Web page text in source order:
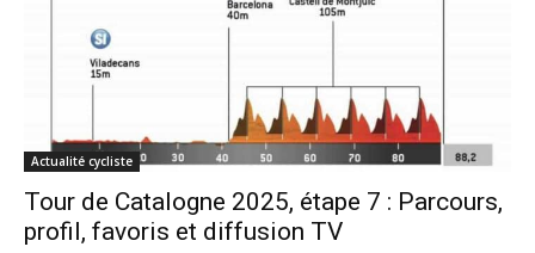
Actualité cycliste
Tour de Catalogne 2025, étape 7 : Parcours,
profil, favoris et diffusion TV